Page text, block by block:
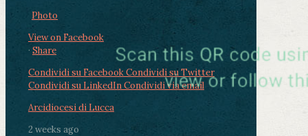
Photo
View on Facebook
· Share
Condividi su FacebookCondividi su Twitter
Condividi su LinkedInCondividi via email
Arcidiocesi di Lucca
2 weeks ago